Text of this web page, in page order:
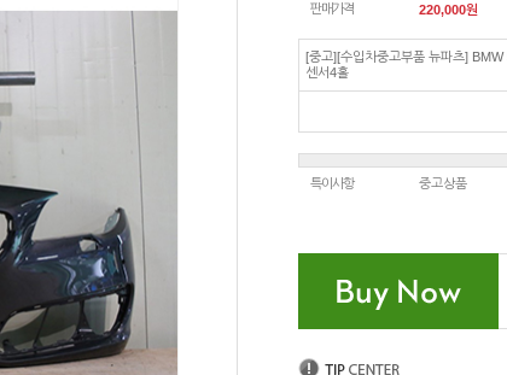
판매가격 220,000원
[중고][수입차중고부품 뉴파츠]
센서4홀
특이사항 중고상품